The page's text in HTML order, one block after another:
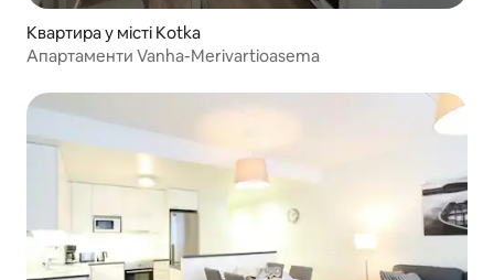
Квартира у місті Kotka
Апартаменти Vanha-Merivartioasema